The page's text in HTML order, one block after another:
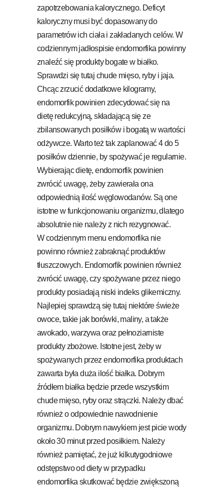
zapotrzebowania kalorycznego. Deficyt
kaloryczny musi być dopasowany do
parametrów ich ciała i zakładanych celów. W
codziennym jadłospisie endomorfika powinny
znaleźć się produkty bogate w białko.
Sprawdzi się tutaj chude mięso, ryby i jaja.
Chcąc zrzucić dodatkowe kilogramy,
endomorfik powinien zdecydować się na
dietę redukcyjną, składającą się ze
zbilansowanych posiłków i bogatą w wartości
odżywcze. Warto też tak zaplanować 4 do 5
posiłków dziennie, by spożywać je regularnie.
Wybierając dietę, endomorfik powinien
zwrócić uwagę, żeby zawierała ona
odpowiednią ilość węglowodanów. Są one
istotne w funkcjonowaniu organizmu, dlatego
absolutnie nie należy z nich rezygnować.
W codziennym menu endomorfika nie
powinno również zabraknąć produktów
tłuszczowych. Endomorfik powinien również
zwrócić uwagę, czy spożywane przez niego
produkty posiadają niski indeks glikemiczny.
Najlepiej sprawdzą się tutaj niektóre świeże
owoce, takie jak borówki, maliny, a także
awokado, warzywa oraz pełnoziarniste
produkty zbożowe. Istotne jest, żeby w
spożywanych przez endomorfika produktach
zawarta była duża ilość białka. Dobrym
źródłem białka będzie przede wszystkim
chude mięso, ryby oraz strączki. Należy dbać
również o odpowiednie nawodnienie
organizmu. Dobrym nawykiem jest picie wody
około 30 minut przed posiłkiem. Należy
również pamiętać, że już kilkutygodniowe
odstępstwo od diety w przypadku
endomorfika skutkować będzie zwiększoną